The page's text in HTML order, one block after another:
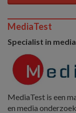
MediaTest
Specialist in
MediaTest is een
en media